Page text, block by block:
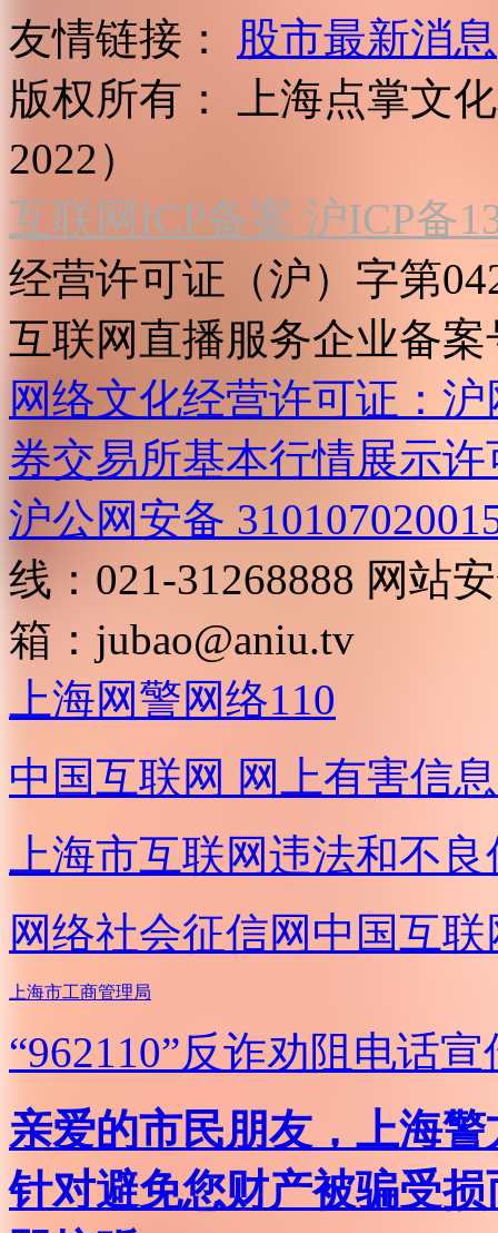
友情链接：
股市最新消息
版权所有：
上海点掌文
2022）
互联网ICP备案 沪ICP备
经营许可证（沪）字第
互联网直播服务企业备案
网络文化经营许可证：
券交易所基本行情展示许
沪公网安备
线：021-31268888 网站
箱： jubao@aniu.tv
上海网警网络110
中国互联网 网上有害信
上海市互联网违法和不
网络社会征信网 中国互
上海市工商管理局
“962110”反诈劝阻电话宣
亲爱的市民朋友，上海
针对避免您财产被骗受